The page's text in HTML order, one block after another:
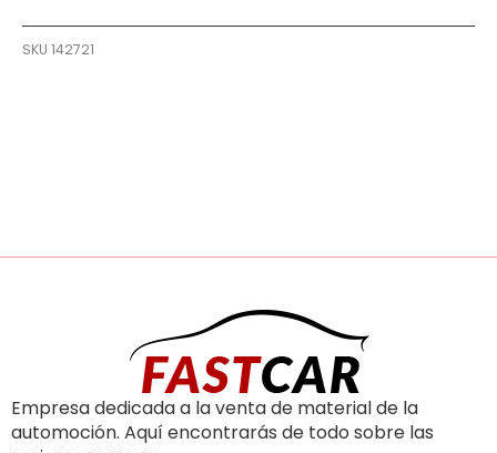
SKU 142721
Empresa dedicada a la venta de material de la
automoción. Aquí encontrarás de todo sobre las